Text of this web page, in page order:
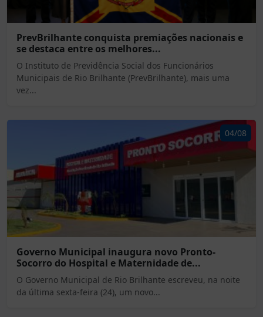
PrevBrilhante conquista premiações nacionais e
se destaca entre os melhores...
O Instituto de Previdência Social dos Funcionários
Municipais de Rio Brilhante (PrevBrilhante), mais uma
vez...
04/08
Governo Municipal inaugura novo Pronto-
Socorro do Hospital e Maternidade de...
O Governo Municipal de Rio Brilhante escreveu, na noite
da última sexta-feira (24), um novo...